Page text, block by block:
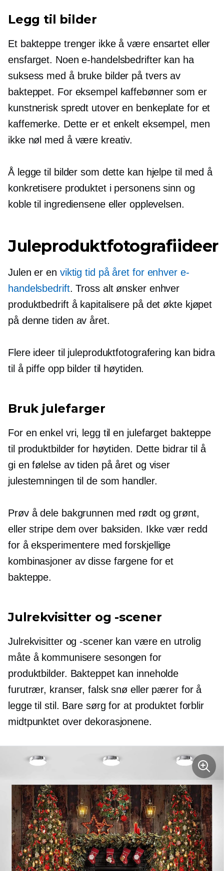
Legg til bilder
Et bakteppe trenger ikke å være ensartet eller
ensfarget. Noen e-handelsbedrifter kan ha
suksess med å bruke bilder på tvers av
bakteppet. For eksempel kaffebønner som er
kunstnerisk spredt utover en benkeplate for et
kaffemerke. Dette er et enkelt eksempel, men
ikke nøl med å være kreativ.
Å legge til bilder som dette kan hjelpe til med å
konkretisere produktet i personens sinn og
koble til ingrediensene eller opplevelsen.
Juleproduktfotografiideer
Julen er en viktig tid på året for enhver e-
handelsbedrift. Tross alt ønsker enhver
produktbedrift å kapitalisere på det økte kjøpet
på denne tiden av året.
Flere ideer til juleproduktfotografering kan bidra
til å piffe opp bilder til høytiden.
Bruk julefarger
For en enkel vri, legg til en julefarget bakteppe
til produktbilder for høytiden. Dette bidrar til å
gi en følelse av tiden på året og viser
julestemningen til de som handler.
Prøv å dele bakgrunnen med rødt og grønt,
eller stripe dem over baksiden. Ikke vær redd
for å eksperimentere med forskjellige
kombinasjoner av disse fargene for et
bakteppe.
Julrekvisitter og -scener
Julrekvisitter og -scener kan være en utrolig
måte å kommunisere sesongen for
produktbilder. Bakteppet kan inneholde
furutrær, kranser, falsk snø eller pærer for å
legge til stil. Bare sørg for at produktet forblir
midtpunktet over dekorasjonene.